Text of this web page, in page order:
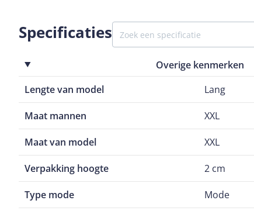
Specificaties
Overige kenmerken
Lengte van model
Lang
Maat mannen XXL
Maat van model XXL
Verpakking hoogte 2 cm
Type mode Mode